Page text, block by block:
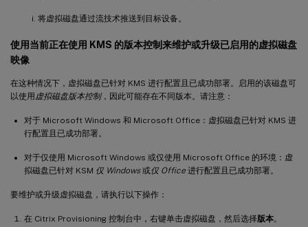
将虚拟磁盘通过流技术推送到目标设备。
使用当前正在使用 KMS 的版本控制来维护或升级已启用的虚拟磁盘
映像
在这种情况下，虚拟磁盘已针对 KMS 进行配置且已成功部署。启用的该磁盘可
以使用 虚拟磁盘版本控制，因此可能存在不同版本。请注意：
对于 Microsoft Windows 和 Microsoft Office：虚拟磁盘已针对 KMS 进
行配置且已成功部署。
对于仅使用 Microsoft Windows 或仅使用 Microsoft Office 的环境：虚
拟磁盘已针对 KSM 仅 Windows或仅 Office 进行配置且已成功部署。
要维护或升级虚拟磁盘，请执行以下操作：
在 Citrix Provisioning 控制台中，右键单击虚拟磁盘，然后选择版本。